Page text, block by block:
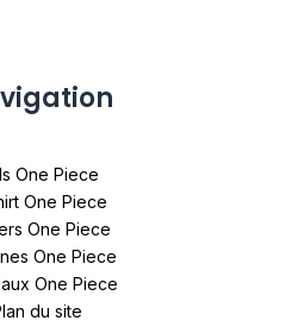
One Piece
One Piece
One Piece
One Piece
One Piece
du site